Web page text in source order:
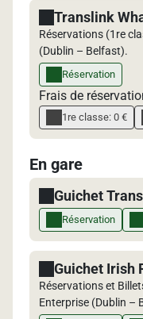
Translink
Réservations (1re
(Dublin – Belfast).
Réservation
Frais de
1re classe: 0 €
En gare
Guichet
Réservation
Guichet Irish
Réservations et
Enterprise (Dublin –